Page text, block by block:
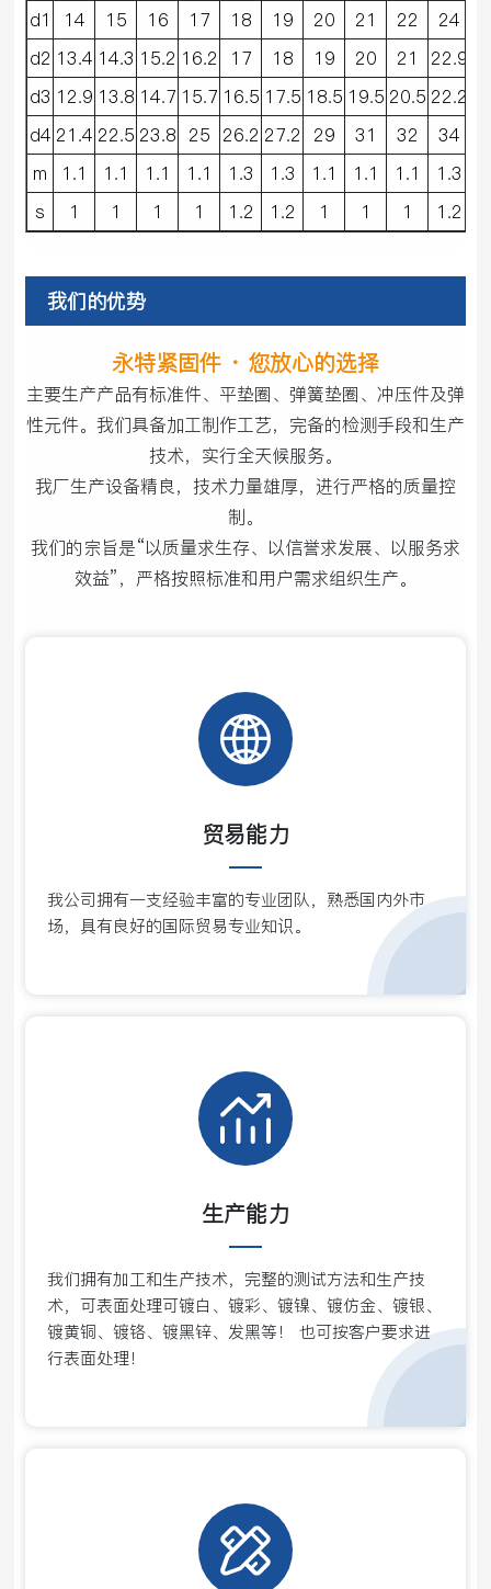
d1
14 15 16 17 18 19 20 21 22 24
d2 13.4 14.3 15.2 16.2 17 18 19 20 21 22.9
d3 12.9 13.8 14.7 15.7 16.5 17.5 18.5 19.5 20.5 22.2
d4 21.4 22.5 23.8 25 26.2 27.2 29 31 32 34
m
1.1 1.1 1.1 1.1 1.3 1.3 1.1 1.1 1.1 1.3
s
1 1 1 1 1.2 1.2 1 1 1 1.2
我们的优势
永特紧固件 · 您放心的选择
主要生产产品有标准件、平垫圈、弹簧垫圈、冲压件及弹
性元件。我们具备加工制作工艺，完备的检测手段和生产
技术，实行全天候服务。
我厂生产设备精良，技术力量雄厚，进行严格的质量控
制。
我们的宗旨是“以质量求生存、以信誉求发展、以服务求
效益”，严格按照标准和用户需求组织生产。
贸易能力
我公司拥有一支经验丰富的专业团队，熟悉国内外市
场，具有良好的国际贸易专业知识。
生产能力
我们拥有加工和生产技术，完整的测试方法和生产技
术，可表面处理可镀白、镀彩、镀镍、镀仿金、镀银、
镀黄铜、镀铬、镀黑锌、发黑等！ 也可按客户要求进
行表面处理！